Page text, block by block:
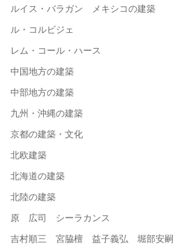
ルイス・バラガン メキシコの建築
ル・コルビジェ
レム・コール・ハース
中国地方の建築
中部地方の建築
九州・沖縄の建築
京都の建築・文化
北欧建築
北海道の建築
北陸の建築
原 広司 シーラカンス
吉村順三 宮脇檀 益子義弘 堀部安嗣